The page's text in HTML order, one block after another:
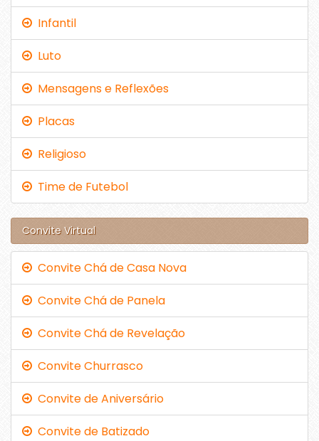
Infantil
Luto
Mensagens e Reflexões
Placas
Religioso
Time de Futebol
Convite Virtual
Convite Chá de Casa Nova
Convite Chá de Panela
Convite Chá de Revelação
Convite Churrasco
Convite de Aniversário
Convite de Batizado